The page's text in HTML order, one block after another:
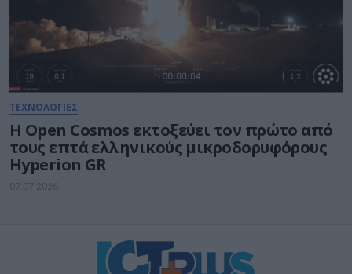
ΤΕΧΝΟΛΟΓΙΕΣ
Η Open Cosmos εκτοξεύει τον πρώτο από
τους επτά ελληνικούς μικροδορυφόρους
Hyperion GR
07.07.2026